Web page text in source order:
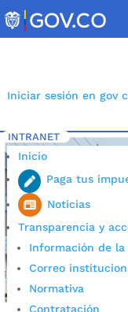
to
content
Iniciar sesión en gov
INTRANET
Inicio
Paga tus
Noticias
Transparencia y
Información de
Correo
Normativa
Contratación
Inicio 5 Etiqueta: